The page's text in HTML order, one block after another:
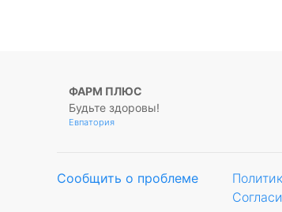
ФАРМ ПЛЮС
Будьте здоровы!
Евпатория
Сообщить о проблеме